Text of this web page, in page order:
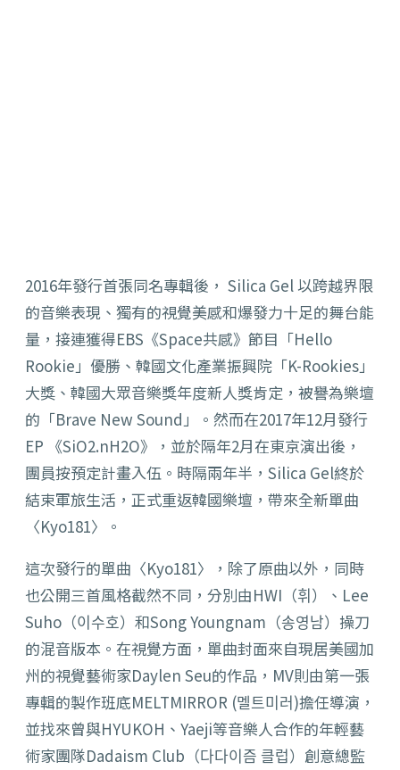
2016年發行首張同名專輯後， Silica Gel 以跨越界限
的音樂表現、獨有的視覺美感和爆發力十足的舞台能
量，接連獲得EBS《Space共感》節目「Hello
Rookie」優勝、韓國文化產業振興院「K-Rookies」
大獎、韓國大眾音樂獎年度新人獎肯定，被譽為樂壇
的「Brave New Sound」。然而在2017年12月發行
EP 《SiO2.nH2O》，並於隔年2月在東京演出後，
團員按預定計畫入伍。時隔兩年半，Silica Gel終於
結束軍旅生活，正式重返韓國樂壇，帶來全新單曲
〈Kyo181〉。
這次發行的單曲〈Kyo181〉，除了原曲以外，同時
也公開三首風格截然不同，分別由HWI（휘）、Lee
Suho（이수호）和Song Youngnam（송영남）操刀
的混音版本。在視覺方面，單曲封面來自現居美國加
州的視覺藝術家Daylen Seu的作品，MV則由第一張
專輯的製作班底MELTMIRROR (멜트미러)擔任導演，
並找來曾與HYUKOH、Yaeji等音樂人合作的年輕藝
術家團隊Dadaism Club（다다이즘 클럽）創意總監